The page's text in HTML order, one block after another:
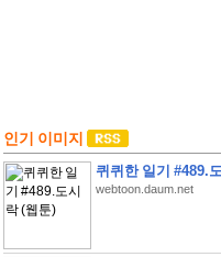
인기 이미지
퀴퀴한 일기 #489.
webtoon.daum.net